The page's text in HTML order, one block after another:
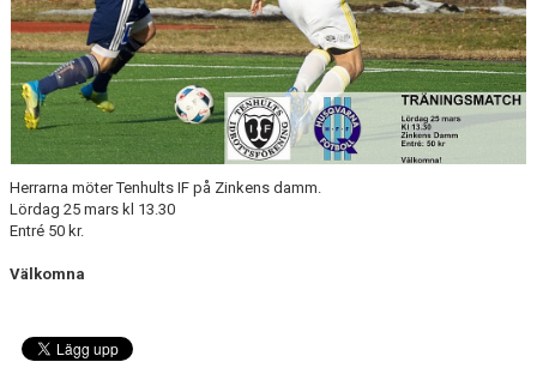
Herrarna möter Tenhults IF på Zinkens damm.
Lördag 25 mars kl 13.30
Entré 50 kr.
Välkomna